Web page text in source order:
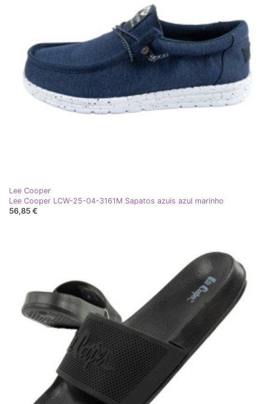
Lee Cooper
Lee Cooper LCW-25-04-3161M Sapatos azuis azul marinho
56,85 €